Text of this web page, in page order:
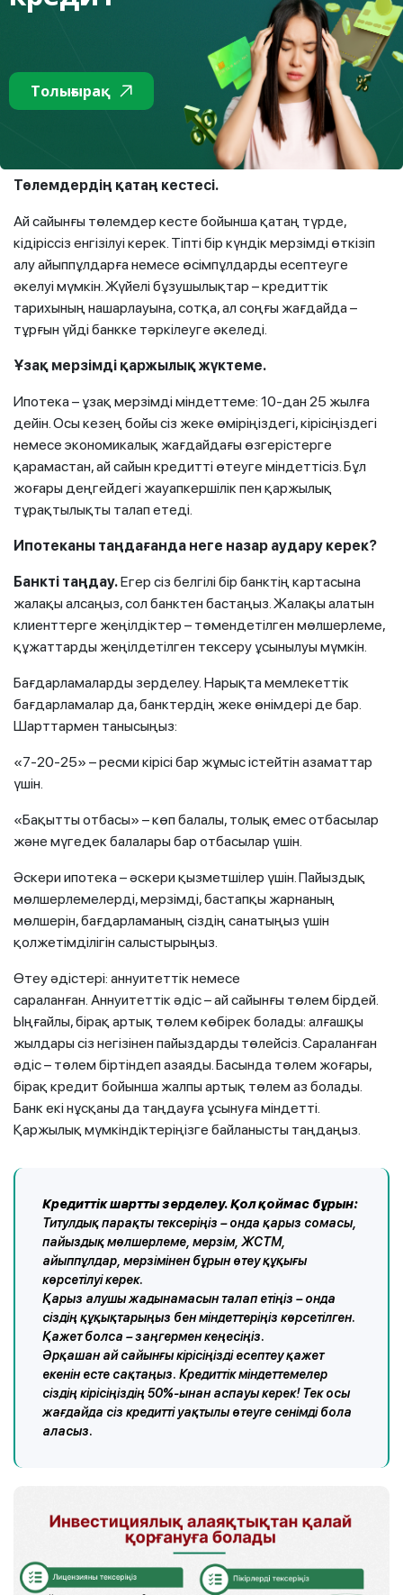
Кірісті растау.
Банк ипотеканы мақұлдау үшін сіз төлем қабілеттілігіңізді
растайтын құжаттарды ұсынуыңыз керек: кіріс туралы
анықтамалар, банк шоттарынан үзінді-көшірмелер, салық
декларациялары. Бұл өзін-өзі жұмыспен қамтыған
азаматтар немесе бейресми жұмыс істейтіндер үшін
Төлемдердің қатаң кестесі.
Ай сайынғы төлемдер кесте бойынша қатаң түрде,
кідіріссіз енгізілуі керек. Тіпті бір күндік мерзімді өткізіп
алу айыппұлдарға немесе өсімпұлдарды есептеуге
әкелуі мүмкін. Жүйелі бұзушылықтар – кредиттік
тарихының нашарлауына, сотқа, ал соңғы жағдайда –
тұрғын үйді банкке тәркілеуге әкеледі.
Ұзақ мерзімді қаржылық жүктеме.
Ипотека – ұзақ мерзімді міндеттеме: 10-дан 25 жылға
дейін. Осы кезең бойы сіз жеке өміріңіздегі, кірісіңіздегі
немесе экономикалық жағдайдағы өзгерістерге
қарамастан, ай сайын кредитті өтеуге міндеттісіз. Бұл
жоғары деңгейдегі жауапкершілік пен қаржылық
тұрақтылықты талап етеді.
Ипотеканы таңдағанда неге назар аудару керек?
Банкті таңдау.Егер сіз белгілі бір банктің картасына
жалақы алсаңыз, сол банктен бастаңыз. Жалақы алатын
клиенттерге жеңілдіктер – төмендетілген мөлшерлеме,
құжаттарды жеңілдетілген тексеру ұсынылуы мүмкін.
Бағдарламаларды зерделеу. Нарықта мемлекеттік
бағдарламалар да, банктердің жеке өнімдері де бар.
Шарттармен танысыңыз:
«7-20-25» – ресми кірісі бар жұмыс істейтін азаматтар
үшін.
«Бақытты отбасы» – көп балалы, толық емес отбасылар
және мүгедек балалары бар отбасылар үшін.
Әскери ипотека – әскери қызметшілер үшін. Пайыздық
мөлшерлемелерді, мерзімді, бастапқы жарнаның
мөлшерін, бағдарламаның сіздің санатыңыз үшін
қолжетімділігін салыстырыңыз.
Өтеу әдістері: аннуитеттік немесе
сараланған. Аннуитеттік әдіс – ай сайынғы төлем бірдей.
Ыңғайлы, бірақ артық төлем көбірек болады: алғашқы
жылдары сіз негізінен пайыздарды төлейсіз. Сараланған
әдіс – төлем біртіндеп азаяды. Басында төлем жоғары,
бірақ кредит бойынша жалпы артық төлем аз болады.
Банк екі нұсқаны да таңдауға ұсынуға міндетті.
Қаржылық мүмкіндіктеріңізге байланысты таңдаңыз.
Кредиттік шартты зерделеу. Қол қоймас бұрын:
Титулдық парақты тексеріңіз – онда қарыз сомасы,
пайыздық мөлшерлеме, мерзім, ЖСТМ,
айыппұлдар, мерзімінен бұрын өтеу құқығы
көрсетілуі керек.
Қарыз алушы жадынамасын талап етіңіз – онда
сіздің құқықтарыңыз бен міндеттеріңіз көрсетілген.
Қажет болса – заңгермен кеңесіңіз.
Әрқашан ай сайынғы кірісіңізді есептеу қажет
екенін есте сақтаңыз. Кредиттік міндеттемелер
сіздің кірісіңіздің 50%-ынан аспауы керек! Тек осы
жағдайда сіз кредитті уақтылы өтеуге сенімді бола
аласыз.
Толығырақ